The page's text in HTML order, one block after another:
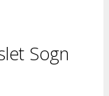
Sogn